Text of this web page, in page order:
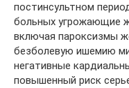
постинсультном
больных угрожающие
включая пароксизмы
безболевую ишемию
негативные
повышенный риск